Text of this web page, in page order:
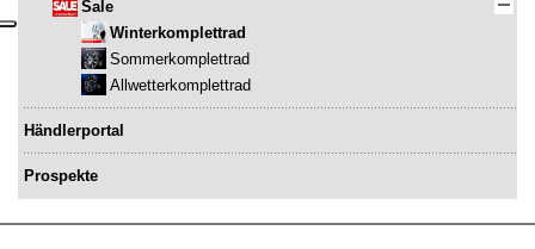
Sale
Winterkomplettrad
Sommerkomplettrad
Allwetterkomplettrad
Händlerportal
Prospekte